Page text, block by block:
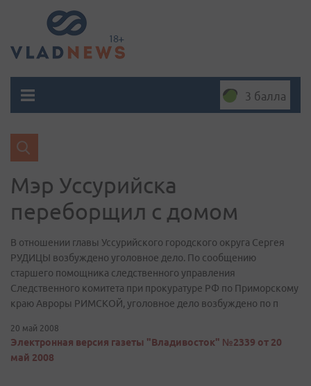
3 балла
Мэр Уссурийска
переборщил с домом
В отношении главы Уссурийского городского округа Сергея
РУДИЦЫ возбуждено уголовное дело. По сообщению
старшего помощника следственного управления
Следственного комитета при прокуратуре РФ по Приморскому
краю Авроры РИМСКОЙ, уголовное дело возбуждено по п
20 май 2008
Электронная версия газеты "Владивосток" №2339 от 20
май 2008